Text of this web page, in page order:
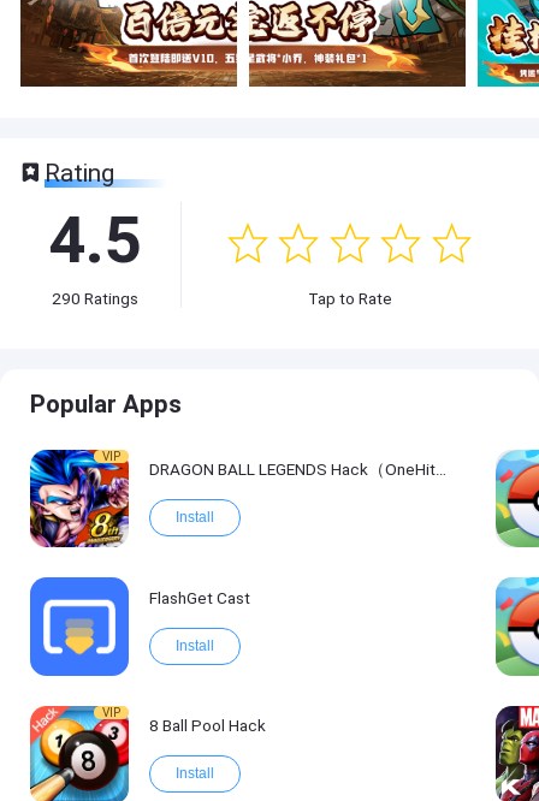
Rating
4.5
290 Ratings Tap to Rate
Popular Apps
VIP
DRAGON BALL LEGENDS Hack（OneHitKill）
Install
FlashGet Cast
Install
VIP
8 Ball Pool Hack
Install